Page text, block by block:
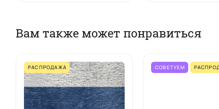
Вам также может понравиться
РАСПРОДАЖА СОВЕТУЕМ